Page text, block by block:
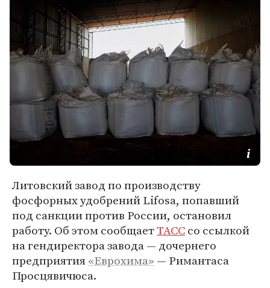
Литовский завод по производству
фосфорных удобрений Lifosa, попавший
под санкции против России, остановил
работу. Об этом сообщаетТАССсо ссылкой
на гендиректора завода — дочернего
предприятия«Еврохима» — Римантаса
Просцявичюса.